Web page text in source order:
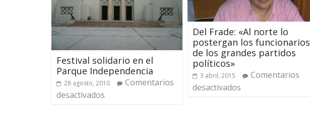
Festival solidario en el
Parque Independencia
28 agosto, 2010
Comentarios
desactivados
Del Frade: «Al norte lo
postergan los funcionarios
de los grandes partidos
políticos»
3 abril, 2015
Comentarios
desactivados